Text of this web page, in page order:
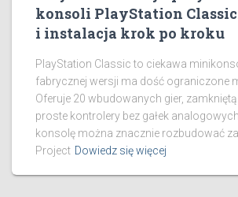
konsoli PlayStation
i instalacja krok po kroku
PlayStation Classic to ciekawa
fabrycznej wersji ma dość ograniczone
Oferuje 20 wbudowanych gier,
proste kontrolery bez gałek
konsolę można znacznie rozbudować
Project Dowiedz się więcej